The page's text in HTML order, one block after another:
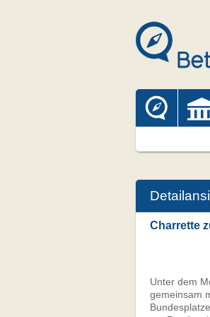
Charrette
Unter dem
gemeinsam